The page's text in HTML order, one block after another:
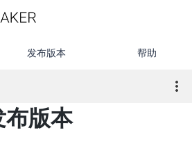
发布版本 帮助
版本